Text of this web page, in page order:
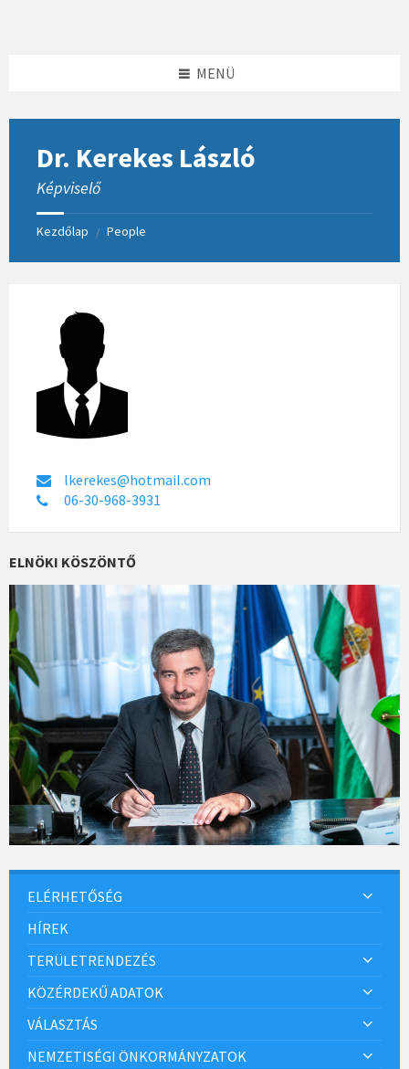
MENÜ
Dr. Kerekes László
Képviselő
Kezdőlap / People
lkerekes@hotmail.com
06-30-968-3931
ELNÖKI KÖSZÖNTŐ
ELÉRHETŐSÉG
HÍREK
TERÜLETRENDEZÉS
KÖZÉRDEKŰ ADATOK
VÁLASZTÁS
NEMZETISÉGI ÖNKORMÁNYZATOK